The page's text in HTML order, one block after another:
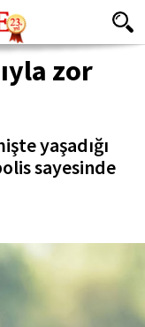
zor
yaşadığı
sayesinde